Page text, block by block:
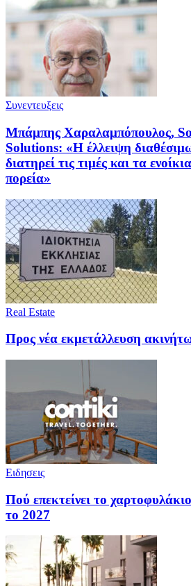
Συνεντευξεις
Μπάμπης Χαραλαμπόπουλος,
Solutions: «Η έλλειψη
διατηρεί τις τιμές και τα
πορεία»
Real Estate
Προς νέα εκμετάλλευση
Ειδησεις
Πού επεκτείνει το
το 2027